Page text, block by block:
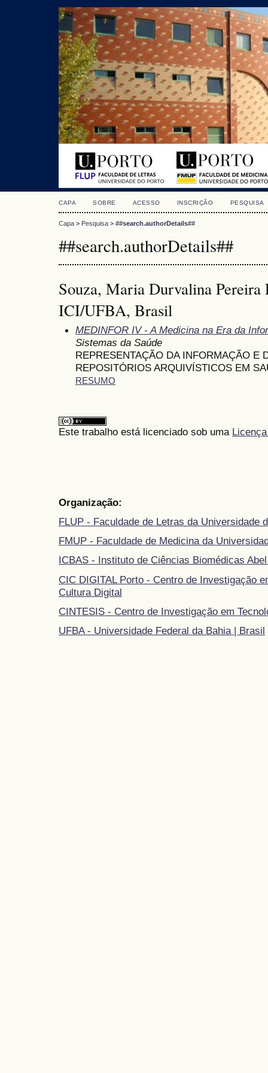
CAPA SOBRE ACESSO INSCRIÇÃO PESQUISA
Capa > Pesquisa > ##search.authorDetails##
##search.authorDetails##
Souza, Maria Durvalina Pereira
ICI/UFBA, Brasil
MEDINFOR IV - A Medicina na Era da
Sistemas da Saúde
REPRESENTAÇÃO DA INFORMAÇÃO E
REPOSITÓRIOS ARQUIVÍSTICOS EM
RESUMO
Este trabalho está licenciado sob uma
Organização:
FLUP - Faculdade de Letras da Universidade
FMUP - Faculdade de Medicina da
ICBAS - Instituto de Ciências Biomédicas
CIC DIGITAL Porto - Centro de Investigação
Cultura Digital
CINTESIS - Centro de Investigação em
UFBA - Universidade Federal da Bahia | Brasil